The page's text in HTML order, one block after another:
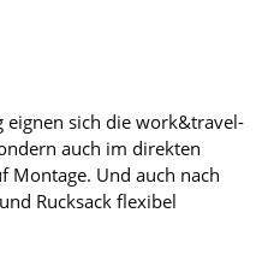
sich die work&travel-
auch im direkten
Montage. Und auch nach
Rucksack flexibel